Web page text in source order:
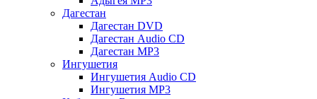
Дагестан
Дагестан DVD
Дагестан Audio CD
Дагестан MP3
Ингушетия
Ингушетия Audio CD
Ингушетия MP3